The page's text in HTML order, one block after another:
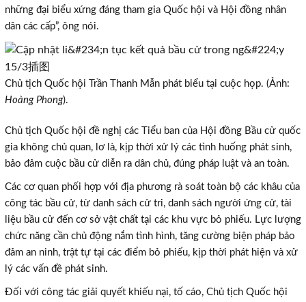
những đại biểu xứng đáng tham gia Quốc hội và Hội đồng nhân
dân các cấp”, ông nói.
Hoàng Phong).
Chủ tịch Quốc hội đề nghị các Tiểu ban của Hội đồng Bầu cử quốc
gia không chủ quan, lơ là, kịp thời xử lý các tình huống phát sinh,
bảo đảm cuộc bầu cử diễn ra dân chủ, đúng pháp luật và an toàn.
Các cơ quan phối hợp với địa phương rà soát toàn bộ các khâu của
công tác bầu cử, từ danh sách cử tri, danh sách người ứng cử, tài
liệu bầu cử đến cơ sở vật chất tại các khu vực bỏ phiếu. Lực lượng
chức năng cần chủ động nắm tình hình, tăng cường biện pháp bảo
đảm an ninh, trật tự tại các điểm bỏ phiếu, kịp thời phát hiện và xử
lý các vấn đề phát sinh.
Đối với công tác giải quyết khiếu nại, tố cáo, Chủ tịch Quốc hội